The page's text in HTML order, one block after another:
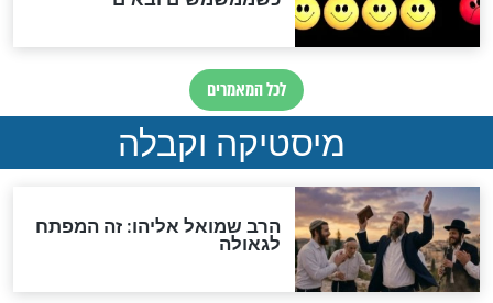
אחרית הימים
האם אפשר לחשב את הקץ?